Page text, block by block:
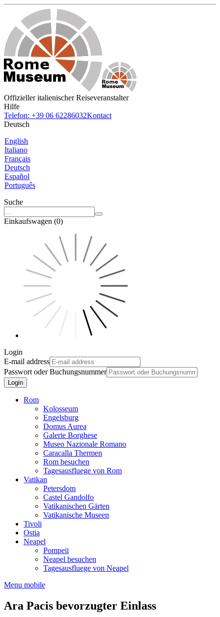
Offizieller italienischer Reiseveranstalter
Hilfe
Telefon: +39 06 62286032Kontact
Deutsch
English
Italiano
Français
Deutsch
Español
Português
Suche
Einkaufswagen (0)
Login
E-mail address
Passwort oder Buchungsnummer
Login
Rom
Kolosseum
Engelsburg
Domus Aurea
Galerie Borghese
Museo Nazionale Romano
Caracalla Thermen
Rom besuchen
Tagesausfluege von Rom
Vatikan
Petersdom
Castel Gandolfo
Vatikanischen Gärten
Vatikanische Museen
Tivoli
Ostia
Neapel
Pompeii
Neapel besuchen
Tagesausfluege von Neapel
Menu mobile
Ara Pacis bevorzugter Einlass